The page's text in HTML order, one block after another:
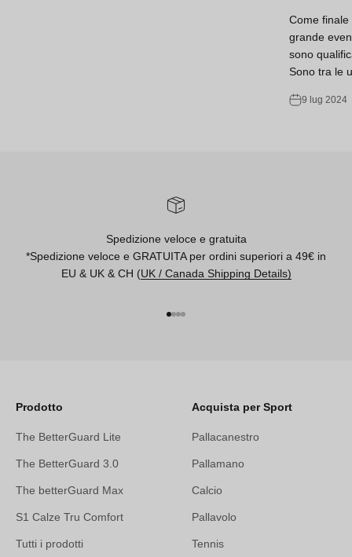
Come finale
grande
sono
Sono tra le
9 lug 2024
Spedizione veloce e gratuita
*Spedizione veloce e GRATUITA per ordini superiori a 49€ in
EU & UK & CH (UK / Canada Shipping Details)
Prodotto
The BetterGuard Lite
The BetterGuard 3.0
The betterGuard Max
S1 Calze Tru Comfort
Tutti i prodotti
Acquista per Sport
Pallacanestro
Pallamano
Calcio
Pallavolo
Tennis